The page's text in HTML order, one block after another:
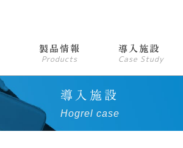
製品情報
Products
導入施設
Case Study
導入施設
Hogrel case